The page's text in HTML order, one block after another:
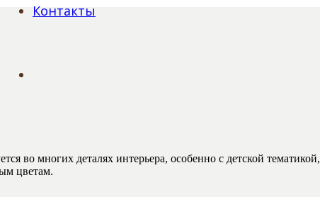
Контакты
во многих деталях интерьера, особенно с детской тематикой,
цветам.